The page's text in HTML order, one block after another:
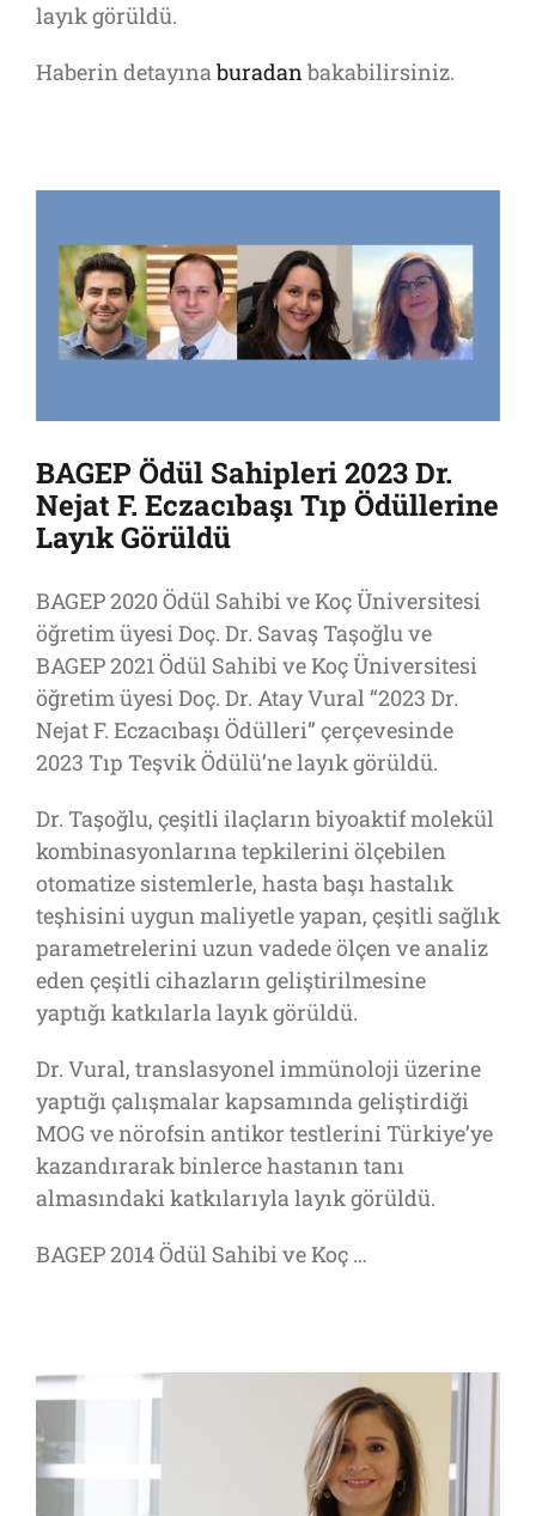
layık görüldü.
Haberin detayınaburadanbakabilirsiniz.
BAGEP Ödül Sahipleri 2023 Dr.
Nejat F. Eczacıbaşı Tıp Ödüllerine
Layık Görüldü
BAGEP 2020 Ödül Sahibi ve Koç Üniversitesi
öğretim üyesi Doç. Dr. Savaş Taşoğlu ve
BAGEP 2021 Ödül Sahibi ve Koç Üniversitesi
öğretim üyesi Doç. Dr. Atay Vural “2023 Dr.
Nejat F. Eczacıbaşı Ödülleri” çerçevesinde
2023 Tıp Teşvik Ödülü’ne layık görüldü.
Dr. Taşoğlu, çeşitli ilaçların biyoaktif molekül
kombinasyonlarına tepkilerini ölçebilen
otomatize sistemlerle, hasta başı hastalık
teşhisini uygun maliyetle yapan, çeşitli sağlık
parametrelerini uzun vadede ölçen ve analiz
eden çeşitli cihazların geliştirilmesine
yaptığı katkılarla layık görüldü.
Dr. Vural, translasyonel immünoloji üzerine
yaptığı çalışmalar kapsamında geliştirdiği
MOG ve nörofsin antikor testlerini Türkiye’ye
kazandırarak binlerce hastanın tanı
almasındaki katkılarıyla layık görüldü.
BAGEP 2014 Ödül Sahibi ve Koç …